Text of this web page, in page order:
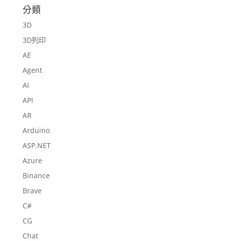
分類
3D
3D列印
AE
Agent
AI
API
AR
Arduino
ASP.NET
Azure
Binance
Brave
C#
CG
Chat